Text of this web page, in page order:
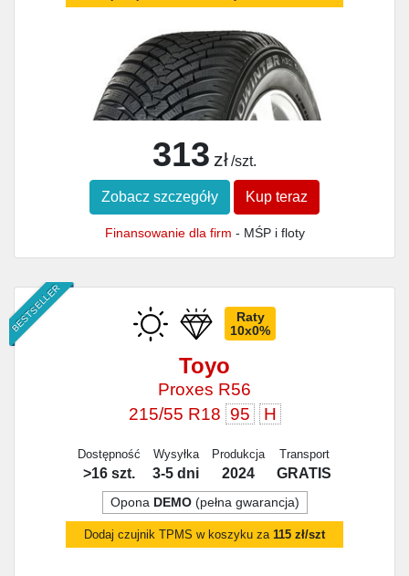
313 zł /szt.
Zobacz szczegóły Kup teraz
Finansowanie dla firm - MŚP i floty
BESTSELLER
Raty
10x0%
Toyo
Proxes R56
215/55 R18 95 H
Dostępność
>16 szt.
Wysyłka
3-5 dni
Produkcja
2024
Transport
GRATIS
Opona DEMO(pełna gwarancja)
Dodaj czujnik TPMS w koszyku za 115 zł/szt